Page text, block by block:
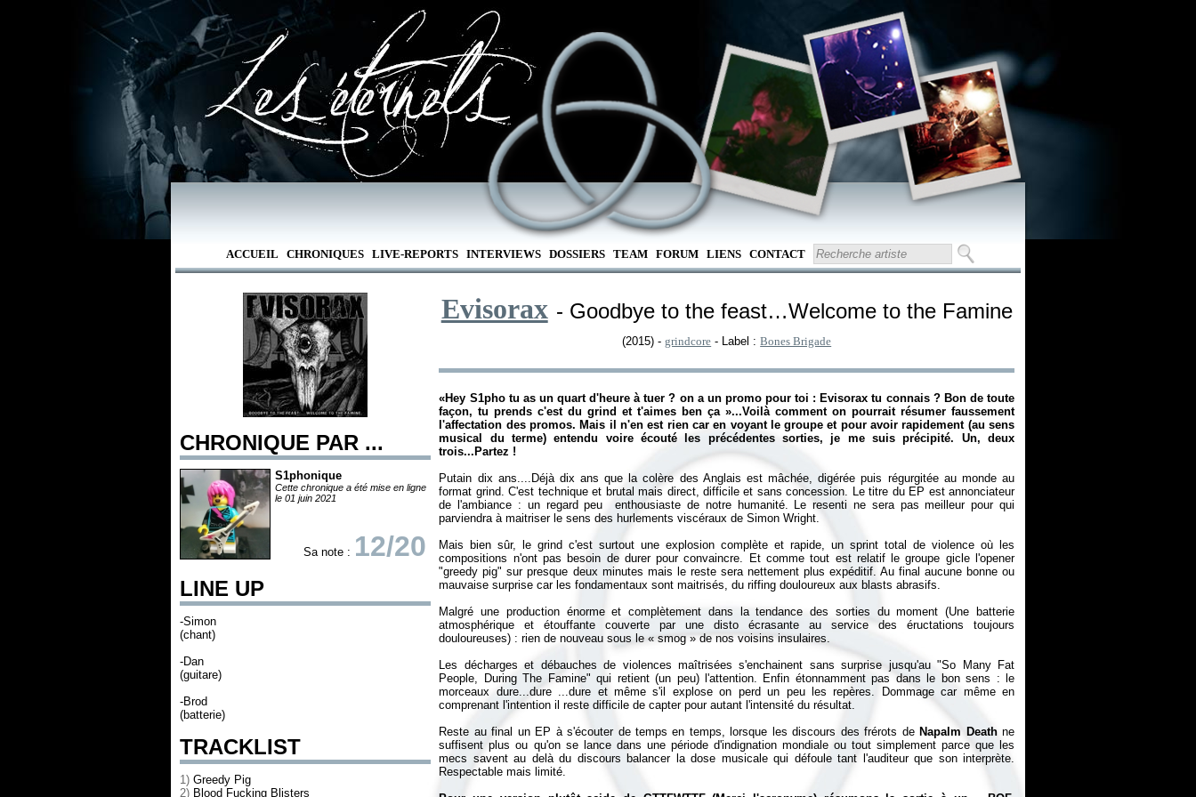
ACCUEIL CHRONIQUES LIVE-REPORTS INTERVIEWS DOSSIERS TEAM FORUM LIENS CONTACT
CHRONIQUE PAR ...
S1phonique
Cette chronique a été mise en ligne
le 01 juin 2021
Sa note : 12/20
LINE UP
-Simon
(chant)
-Dan
(guitare)
-Brod
(batterie)
TRACKLIST
1) Greedy Pig
2) Blood Fucking Blisters
Evisorax - Goodbye to the feast…Welcome to the Famine
(2015) - grindcore - Label :Bones Brigade
«Hey S1pho tu as un quart d'heure à tuer ? on a un promo pour toi : Evisorax tu connais ? Bon de toute
façon, tu prends c'est du grind et t'aimes ben ça »...Voilà comment on pourrait résumer faussement
l'affectation des promos. Mais il n'en est rien car en voyant le groupe et pour avoir rapidement (au sens
musical du terme) entendu voire écouté les précédentes sorties, je me suis précipité. Un, deux
trois...Partez !
Putain dix ans....Déjà dix ans que la colère des Anglais est mâchée, digérée puis régurgitée au monde au
format grind. C'est technique et brutal mais direct, difficile et sans concession. Le titre du EP est annonciateur
de l'ambiance : un regard peu enthousiaste de notre humanité. Le resenti ne sera pas meilleur pour qui
parviendra à maitriser le sens des hurlements viscéraux de Simon Wright.
Mais bien sûr, le grind c'est surtout une explosion complète et rapide, un sprint total de violence où les
compositions n'ont pas besoin de durer pour convaincre. Et comme tout est relatif le groupe gicle l'opener
"greedy pig" sur presque deux minutes mais le reste sera nettement plus expéditif. Au final aucune bonne ou
mauvaise surprise car les fondamentaux sont maitrisés, du riffing douloureux aux blasts abrasifs.
Malgré une production énorme et complètement dans la tendance des sorties du moment (Une batterie
atmosphérique et étouffante couverte par une disto écrasante au service des éructations toujours
douloureuses) : rien de nouveau sous le «smog» de nos voisins insulaires.
Les décharges et débauches de violences maîtrisées s'enchainent sans surprise jusqu'au "So Many Fat
People, During The Famine" qui retient (un peu) l'attention. Enfin étonnamment pas dans le bon sens : le
morceaux dure...dure ...dure et même s'il explose on perd un peu les repères. Dommage car même en
comprenant l'intention il reste difficile de capter pour autant l'intensité du résultat.
Reste au final un EP à s'écouter de temps en temps, lorsque les discours des frérots de Napalm Deathne
suffisent plus ou qu'on se lance dans une période d'indignation mondiale ou tout simplement parce que les
mecs savent au delà du discours balancer la dose musicale qui défoule tant l'auditeur que son interprète.
Respectable mais limité.